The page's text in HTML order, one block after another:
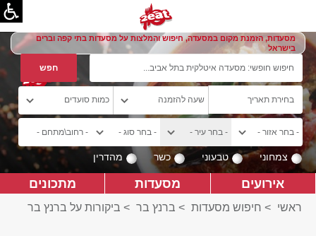
מסעדות, הזמנת מקום במסעדה, חיפוש והמלצות על מסעדות בתי קפה וברים
בישראל
צמחוני טבעוני כשר מהדרין
אירועים מסעדות מתכונים
ראשי > חיפוש מסעדות > ברנץ בר > ביקורות על ברנץ בר